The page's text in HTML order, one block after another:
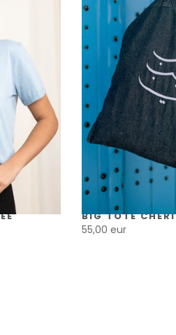
BIG TOTE CHÉRI
55,00 eur